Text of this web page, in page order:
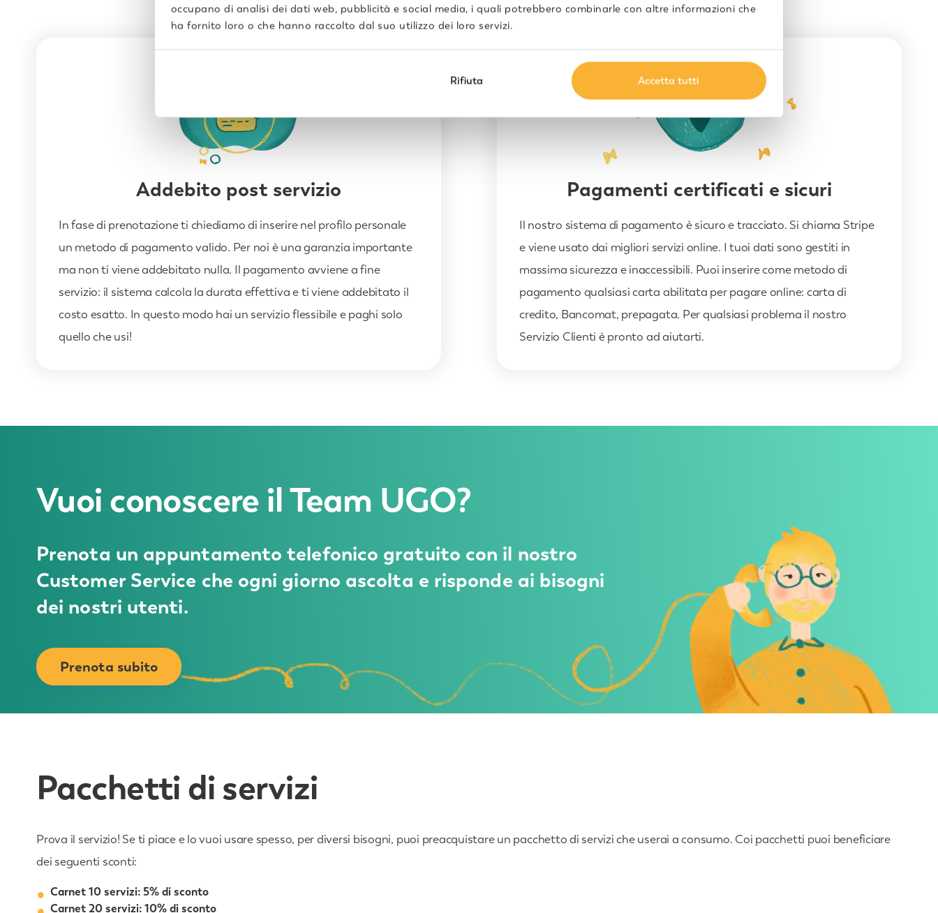
occupano di analisi dei dati web, pubblicità e social media, i quali potrebbero combinarle con altre informazioni che
ha fornito loro o che hanno raccolto dal suo utilizzo dei loro servizi.
Rifiuta Accetta tutti
Addebito post servizio
In fase di prenotazione ti chiediamo di inserire nel profilo personale
un metodo di pagamento valido. Per noi è una garanzia importante
ma non ti viene addebitato nulla. Il pagamento avviene a fine
servizio: il sistema calcola la durata effettiva e ti viene addebitato il
costo esatto. In questo modo hai un servizio flessibile e paghi solo
quello che usi!
Pagamenti certificati e sicuri
Il nostro sistema di pagamento è sicuro e tracciato. Si chiama Stripe
e viene usato dai migliori servizi online. I tuoi dati sono gestiti in
massima sicurezza e inaccessibili. Puoi inserire come metodo di
pagamento qualsiasi carta abilitata per pagare online: carta di
credito, Bancomat, prepagata. Per qualsiasi problema il nostro
Servizio Clienti è pronto ad aiutarti.
Vuoi conoscere il Team UGO?
Prenota un appuntamento telefonico gratuito con il nostro
Customer Service che ogni giorno ascolta e risponde ai bisogni
dei nostri utenti.
Prenota subito
Pacchetti di servizi
Prova il servizio! Se ti piace e lo vuoi usare spesso, per diversi bisogni, puoi preacquistare un pacchetto di servizi che userai a consumo. Coi pacchetti puoi beneficiare
dei seguenti sconti:
Carnet 10 servizi: 5% di sconto
Carnet 20 servizi: 10% di sconto